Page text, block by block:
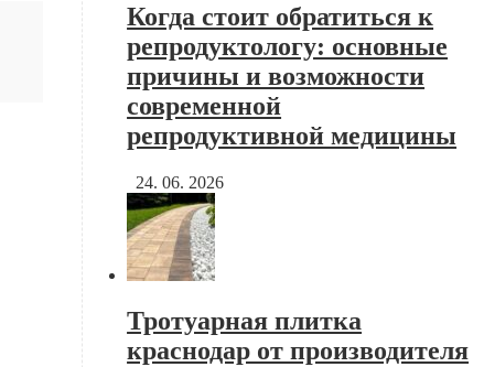
Когда стоит обратиться к
репродуктологу: основные
причины и возможности
современной
репродуктивной медицины
24. 06. 2026
Тротуарная плитка
краснодар от производителя